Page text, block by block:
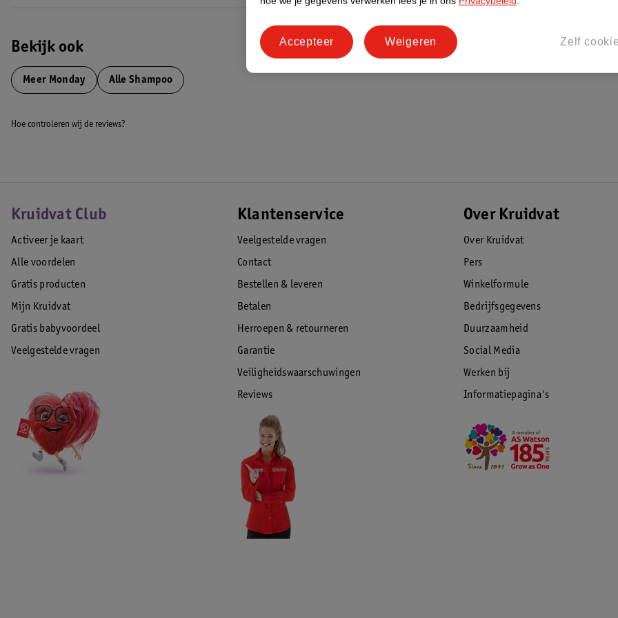
Bekijk ook
Meer Monday Alle Shampoo
Hoe controleren wij de reviews?
Kruidvat Club
Activeer je kaart
Alle voordelen
Gratis producten
Mijn Kruidvat
Gratis babyvoordeel
Veelgestelde vragen
Klantenservice
Veelgestelde vragen
Contact
Bestellen & leveren
Betalen
Herroepen & retourneren
Garantie
Veiligheidswaarschuwingen
Reviews
Over Kruidvat
Over Kruidvat
Pers
Winkelformule
Bedrijfsgegevens
Duurzaamheid
Social Media
Werken bij
Informatiepagina's
Zelf
Weigeren
Accepteer